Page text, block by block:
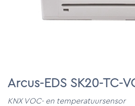
Arcus-EDS SK20-TC-
KNX VOC- en temperatuursensor